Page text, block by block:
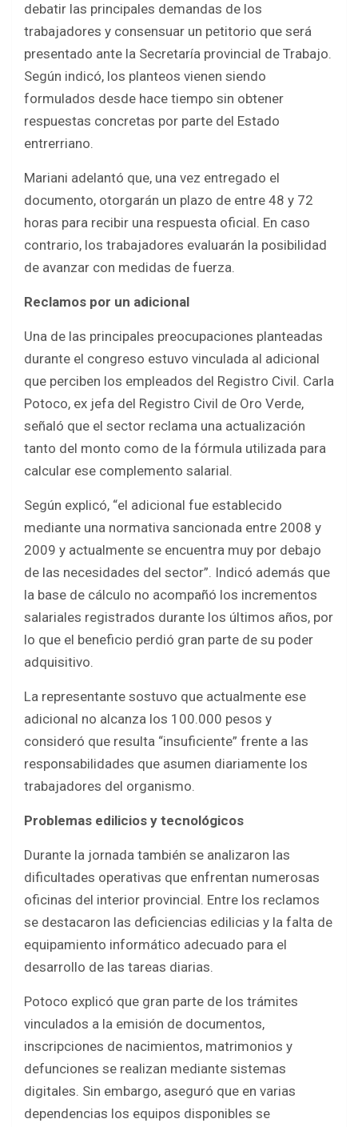
debatir las principales demandas de los
trabajadores y consensuar un petitorio que será
presentado ante la Secretaría provincial de Trabajo.
Según indicó, los planteos vienen siendo
formulados desde hace tiempo sin obtener
respuestas concretas por parte del Estado
entrerriano.
Mariani adelantó que, una vez entregado el
documento, otorgarán un plazo de entre 48 y 72
horas para recibir una respuesta oficial. En caso
contrario, los trabajadores evaluarán la posibilidad
de avanzar con medidas de fuerza.
Reclamos por un adicional
Una de las principales preocupaciones planteadas
durante el congreso estuvo vinculada al adicional
que perciben los empleados del Registro Civil. Carla
Potoco, ex jefa del Registro Civil de Oro Verde,
señaló que el sector reclama una actualización
tanto del monto como de la fórmula utilizada para
calcular ese complemento salarial.
Según explicó, “el adicional fue establecido
mediante una normativa sancionada entre 2008 y
2009 y actualmente se encuentra muy por debajo
de las necesidades del sector”. Indicó además que
la base de cálculo no acompañó los incrementos
salariales registrados durante los últimos años, por
lo que el beneficio perdió gran parte de su poder
adquisitivo.
La representante sostuvo que actualmente ese
adicional no alcanza los 100.000 pesos y
consideró que resulta “insuficiente” frente a las
responsabilidades que asumen diariamente los
trabajadores del organismo.
Problemas edilicios y tecnológicos
Durante la jornada también se analizaron las
dificultades operativas que enfrentan numerosas
oficinas del interior provincial. Entre los reclamos
se destacaron las deficiencias edilicias y la falta de
equipamiento informático adecuado para el
desarrollo de las tareas diarias.
Potoco explicó que gran parte de los trámites
vinculados a la emisión de documentos,
inscripciones de nacimientos, matrimonios y
defunciones se realizan mediante sistemas
digitales. Sin embargo, aseguró que en varias
dependencias los equipos disponibles se